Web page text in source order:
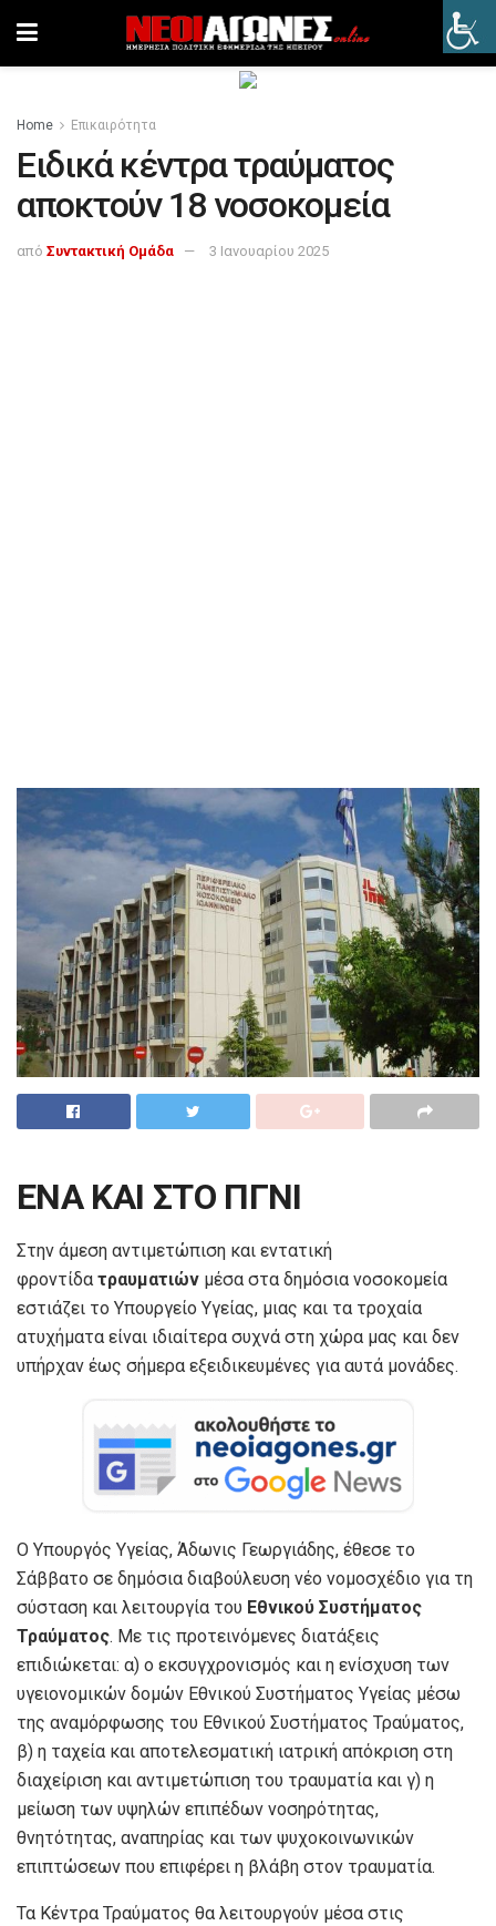
Home Επικαιρότητα
Ειδικά κέντρα τραύματος
αποκτούν 18 νοσοκομεία
από Συντακτική Ομάδα 3 Ιανουαρίου 2025
ENA KAI ΣΤΟ ΠΓΝΙ
Στην άμεση αντιμετώπιση και εντατική
φροντίδα τραυματιών μέσα στα δημόσια νοσοκομεία
εστιάζει το Υπουργείο Υγείας, μιας και τα τροχαία
ατυχήματα είναι ιδιαίτερα συχνά στη χώρα μας και δεν
υπήρχαν έως σήμερα εξειδικευμένες για αυτά μονάδες.
Ο Υπουργός Υγείας, Άδωνις Γεωργιάδης, έθεσε το
Σάββατο σε δημόσια διαβούλευση νέο νομοσχέδιο για τη
σύσταση και λειτουργία του Εθνικού Συστήματος
Τραύματος. Με τις προτεινόμενες διατάξεις
επιδιώκεται: α) ο εκσυγχρονισμός και η ενίσχυση των
υγειονομικών δομών Εθνικού Συστήματος Υγείας μέσω
της αναμόρφωσης του Εθνικού Συστήματος Τραύματος,
β) η ταχεία και αποτελεσματική ιατρική απόκριση στη
διαχείριση και αντιμετώπιση του τραυματία και γ) η
μείωση των υψηλών επιπέδων νοσηρότητας,
θνητότητας, αναπηρίας και των ψυχοκοινωνικών
επιπτώσεων που επιφέρει η βλάβη στον τραυματία.
Τα Κέντρα Τραύματος θα λειτουργούν μέσα στις